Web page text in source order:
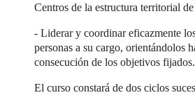
Centros de la estructura territorial
- Liderar y coordinar eficazmente
personas a su cargo, orientándolos
consecución de los objetivos fijados.
El curso constará de dos ciclos